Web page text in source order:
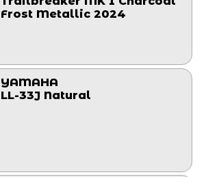
Frost Metallic 2024
YAMAHA
LL-33J Natural